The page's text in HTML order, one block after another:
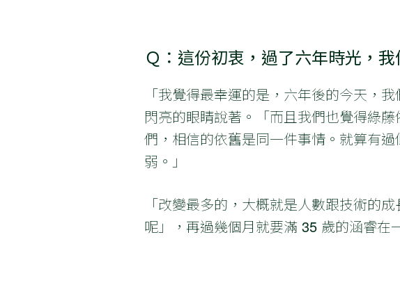
Ｑ：這份初衷，過了六年時光，
「我覺得最幸運的是，六年後的今天，
閃亮的眼睛說著。「而且我們也覺得綠
們，相信的依舊是同一件事情。就算有
弱。」
「改變最多的，大概就是人數跟技術的
呢」，再過幾個月就要滿 35 歲的涵睿在